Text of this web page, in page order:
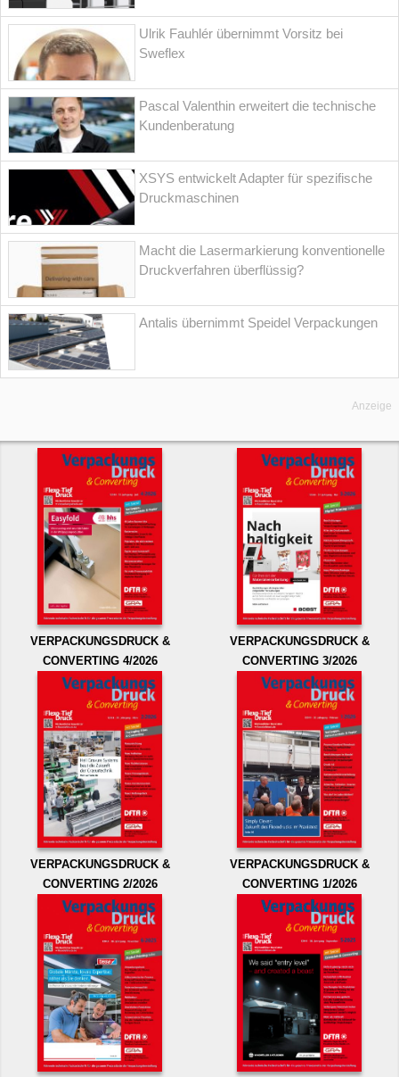
Ulrik Fauhlér übernimmt Vorsitz bei
Sweflex
Pascal Valenthin erweitert die technische
Kundenberatung
XSYS entwickelt Adapter für spezifische
Druckmaschinen
Macht die Lasermarkierung konventionelle
Druckverfahren überflüssig?
Antalis übernimmt Speidel Verpackungen
Anzeige
VERPACKUNGSDRUCK &
CONVERTING 4/2026
VERPACKUNGSDRUCK &
CONVERTING 3/2026
VERPACKUNGSDRUCK &
CONVERTING 2/2026
VERPACKUNGSDRUCK &
CONVERTING 1/2026